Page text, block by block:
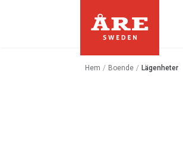
Hem / Boende / Lägenheter